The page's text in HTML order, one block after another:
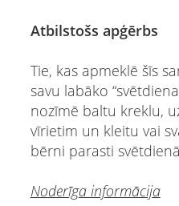
Atbilstošs apģērbs
Tie, kas apmeklē šīs
savu labāko
nozīmē baltu kreklu,
vīrietim un kleitu vai
bērni parasti
Noderīga informācija